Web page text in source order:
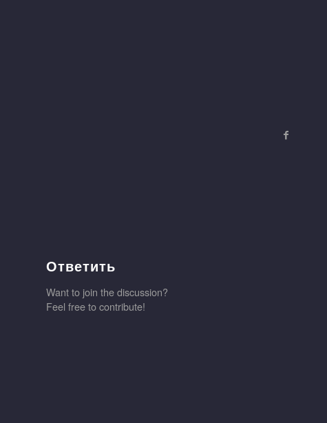
Ответить
Want to join the discussion?
Feel free to contribute!